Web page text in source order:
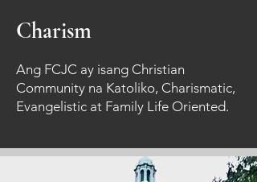
Charism
Ang FCJC ay isang Christian
Community na Katoliko, Charismatic,
Evangelistic at Family Life Oriented.